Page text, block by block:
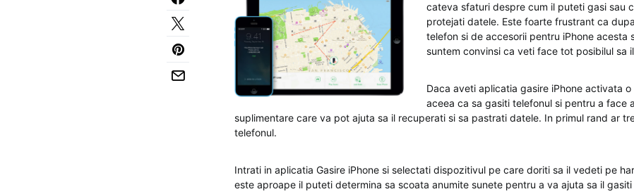
cateva sfaturi despre cum il puteti gasi sau
protejati datele. Este foarte frustrant ca
telefon si de accesorii pentru iPhone acesta
suntem convinsi ca veti face tot posibilul sa
Daca aveti aplicatia gasire iPhone activata
aceea ca sa gasiti telefonul si pentru a face
suplimentare care va pot ajuta sa il recuperati si sa pastrati datele. In primul rand ar
telefonul.
Intrati in aplicatia Gasire iPhone si selectati dispozitivul pe care doriti sa il vedeti pe
este aproape il puteti determina sa scoata anumite sunete pentru a va ajuta sa il